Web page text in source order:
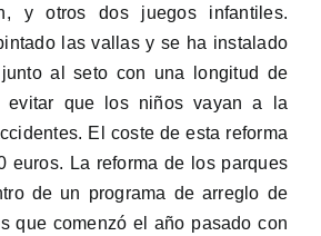
y otros dos juegos infantiles.
las vallas y se ha instalado
al seto con una longitud de
evitar que los niños vayan a la
El coste de esta reforma
euros. La reforma de los parques
de un programa de arreglo de
que comenzó el año pasado con